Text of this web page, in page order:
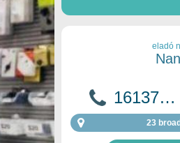
eladó
16137…
23